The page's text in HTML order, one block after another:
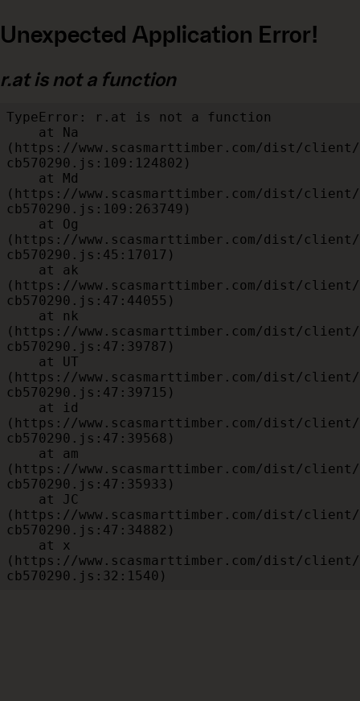
Unexpected Application Error!
r.at is not a function
TypeError: r.at is not a function
(https://www.scasmarttimber.com/dist/
cb570290.js:109:124802)
(https://www.scasmarttimber.com/dist/
cb570290.js:109:263749)
(https://www.scasmarttimber.com/dist/
cb570290.js:45:17017)
(https://www.scasmarttimber.com/dist/
cb570290.js:47:44055)
(https://www.scasmarttimber.com/dist/
cb570290.js:47:39787)
(https://www.scasmarttimber.com/dist/
cb570290.js:47:39715)
(https://www.scasmarttimber.com/dist/
cb570290.js:47:39568)
(https://www.scasmarttimber.com/dist/
cb570290.js:47:35933)
(https://www.scasmarttimber.com/dist/
cb570290.js:47:34882)
(https://www.scasmarttimber.com/dist/
cb570290.js:32:1540)